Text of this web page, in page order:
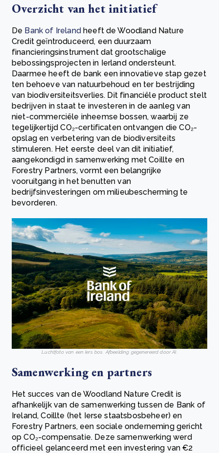
Overzicht van het initiatief
De Bank of Irelandheeft de Woodland Nature
Credit geïntroduceerd, een duurzaam
financieringsinstrument dat grootschalige
bebossingsprojecten in Ierland ondersteunt.
Daarmee heeft de bank een innovatieve stap gezet
ten behoeve van natuurbehoud en ter bestrijding
van biodiversiteitsverlies. Dit financiële product stelt
bedrijven in staat te investeren in de aanleg van
niet-commerciële inheemse bossen, waarbij ze
tegelijkertijd CO₂-certificaten ontvangen die CO₂-
opslag en verbetering van de biodiversiteits
stimuleren. Het eerste deel van dit initiatief,
aangekondigd in samenwerking met Coillte en
Forestry Partners, vormt een belangrijke
vooruitgang in het benutten van
bedrijfsinvesteringen om milieubescherming te
bevorderen.
Luchtfoto van een Iers bos. Afbeelding gegenereerd door AI.
Samenwerking en partners
Het succes van de Woodland Nature Credit is
afhankelijk van de samenwerking tussen de Bank of
Ireland, Coillte (het Ierse staatsbosbeheer) en
Forestry Partners, een sociale onderneming gericht
op CO₂-compensatie. Deze samenwerking werd
officieel gelanceerd met een investering van €2